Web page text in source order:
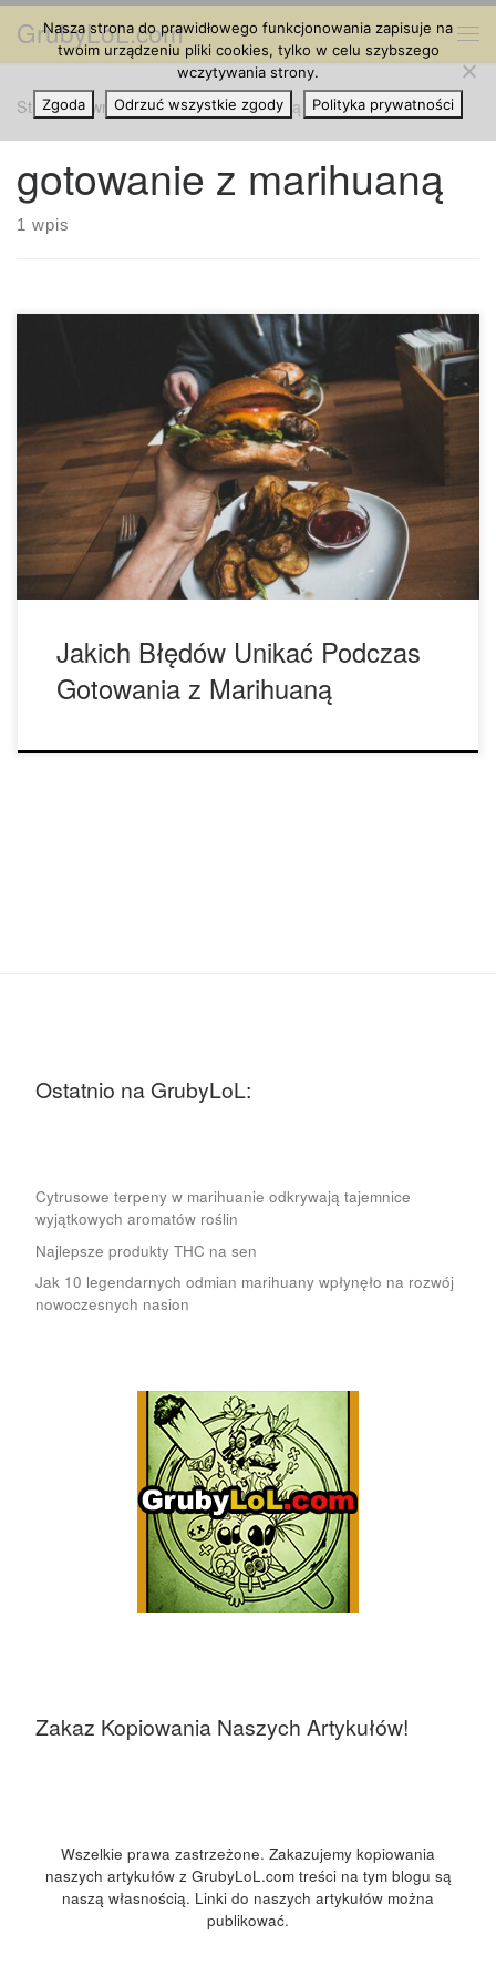
Przejdź do treści
GrubyLoL.com
Strona główna » gotowanie z marihuaną
gotowanie z marihuaną
1 wpis
Mimo, że sezon świąteczny już dobiegł końca, zawsze jest
dobry czas na upieczenie czegoś smacznego. Zaimponuj
swoim przyjaciołom przysmakami z konopi, o jakich tylko
marzyli. Jednak zanim zaczniesz, koniecznie zapoznaj się z
poniższymi typowymi błędami, których należy unikać
podczas przyrządzania artykułów spożywczych z
marihuaną. Nawet jeśli od lat przygotowujesz produkty […]
Jakich Błędów Unikać Podczas
Gotowania z Marihuaną
Ostatnio na GrubyLoL:
Cytrusowe terpeny w marihuanie odkrywają tajemnice
wyjątkowych aromatów roślin
Najlepsze produkty THC na sen
Jak 10 legendarnych odmian marihuany wpłynęło na rozwój
nowoczesnych nasion
Zakaz Kopiowania Naszych Artykułów!
Wszelkie prawa zastrzeżone. Zakazujemy kopiowania
naszych artykułów z GrubyLoL.com treści na tym blogu są
naszą własnością. Linki do naszych artykułów można
publikować.
Nasza strona do prawidłowego funkcjonowania zapisuje na
twoim urządzeniu pliki cookies, tylko w celu szybszego
wczytywania strony.
Zgoda
Odrzuć wszystkie zgody Polityka prywatności